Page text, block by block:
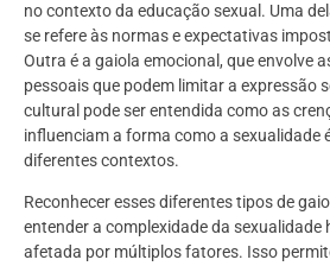
no contexto da educação sexual. Uma
se refere às normas e expectativas
Outra é a gaiola emocional, que envolve
pessoais que podem limitar a expressão
cultural pode ser entendida como as
influenciam a forma como a sexualidade
diferentes contextos.
Reconhecer esses diferentes tipos de
entender a complexidade da sexualidade
afetada por múltiplos fatores. Isso